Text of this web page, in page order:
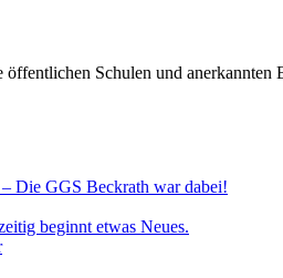
Schulen und anerkannten
Die GGS Beckrath war dabei!
beginnt etwas Neues.